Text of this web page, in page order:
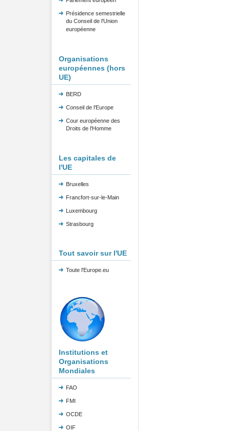
Présidence semestrielle
du Conseil de l'Union
européenne
Organisations
européennes (hors
UE)
BERD
Conseil de l'Europe
Cour européenne des
Droits de l'Homme
Les capitales de
l'UE
Bruxelles
Francfort-sur-le-Main
Luxembourg
Strasbourg
Tout savoir sur l'UE
Toute l'Europe.eu
Institutions et
Organisations
Mondiales
FAO
FMI
OCDE
OIF